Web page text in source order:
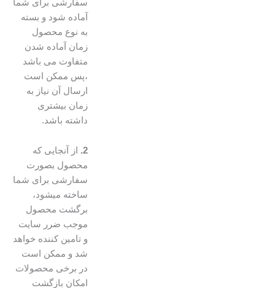
سفارشی برای شما
آماده شود و بسته
به نوع محصول
زمان آماده شدن
متفاوت می باشد
،پس ممکن است
ارسال آن نیاز به
زمان بیشتری
داشته باشد.
از آنجایی که
محصول بصورت
سفارشی برای شما
ساخته میشود،
برگشت محصول
موجب ضرر سایت
و تامین کننده خواهد
شد و ممکن است
در برخی محصولات
امکان بازگشت